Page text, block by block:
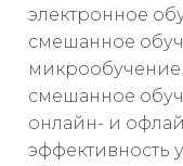
электронное
смешанное
смешанное
онлайн- и
эффективность